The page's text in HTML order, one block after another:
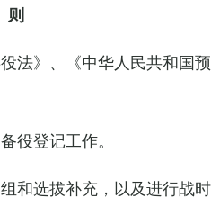
》、《中华人民共和国预
役登记工作。
和选拔补充，以及进行战